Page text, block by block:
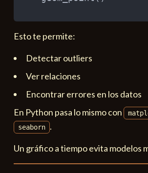
Esto te permite:
Detectar outliers
Ver relaciones
Encontrar errores en los datos
En Python pasa lo mismo con
seaborn .
Un gráfico a tiempo evita modelos